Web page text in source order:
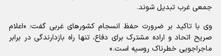
جمعی غرب تبدیل شوند.
وی با تاکید بر ضرورت حفظ انسجام کشور‌های غربی گفت: «اعلام
صریح اتحاد و اراده مشترک برای دفاع، تنها راه بازدارندگی در برابر
ماجراجویی خطرناک روسیه است.»